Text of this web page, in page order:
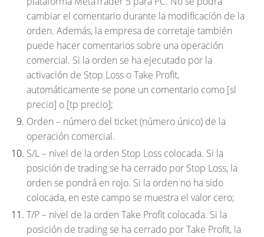
cambiar el comentario durante la modificación de la
orden. Además, la empresa de corretaje también
puede hacer comentarios sobre una operación
comercial. Si la orden se ha ejecutado por la
activación de Stop Loss o Take Profit,
automáticamente se pone un comentario como [sl
precio] o [tp precio];
Orden – número del ticket (número único) de la
operación comercial.
S/L– nivel de la orden Stop Loss colocada. Si la
posición de trading se ha cerrado por Stop Loss, la
orden se pondrá en rojo. Si la orden no ha sido
colocada, en este campo se muestra el valor cero;
T/P– nivel de la orden Take Profit colocada. Si la
posición de trading se ha cerrado por Take Profit, la